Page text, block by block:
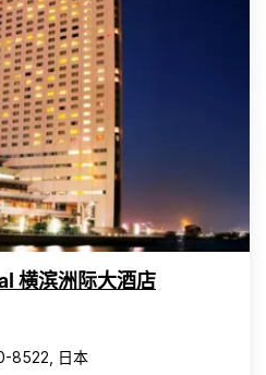
横滨洲际大酒店
8522, 日本